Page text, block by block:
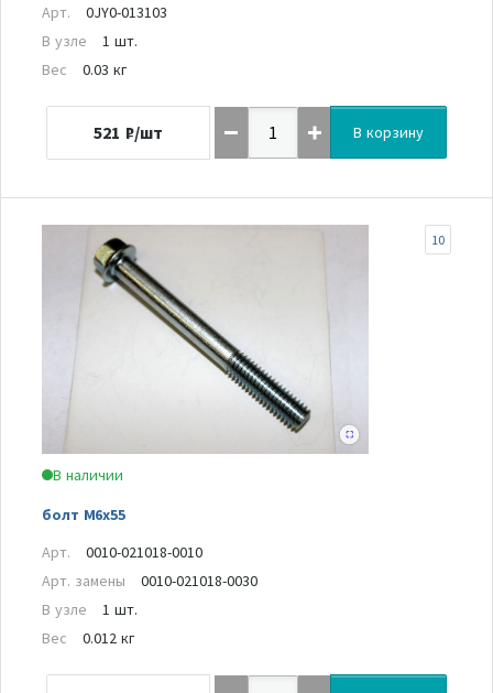
Арт.
0JY0-013103
В узле
1 шт.
Вес
0.03 кг
521 ₽/шт В корзину
В наличии
болт M6x55
10
Арт.
0010-021018-0010
Арт. замены
0010-021018-0030
В узле
1 шт.
Вес
0.012 кг